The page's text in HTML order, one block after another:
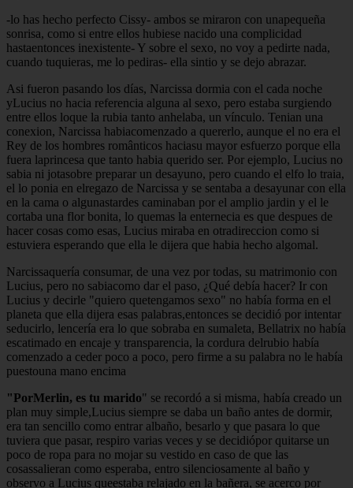
-lo has hecho perfecto Cissy- ambos se miraron con unapequeña
sonrisa, como si entre ellos hubiese nacido una complicidad
hastaentonces inexistente- Y sobre el sexo, no voy a pedirte nada,
cuando tuquieras, me lo pediras- ella sintio y se dejo abrazar.
Asi fueron pasando los días, Narcissa dormia con el cada noche
yLucius no hacia referencia alguna al sexo, pero estaba surgiendo
entre ellos loque la rubia tanto anhelaba, un vínculo. Tenian una
conexion, Narcissa habiacomenzado a quererlo, aunque el no era el
Rey de los hombres românticos haciasu mayor esfuerzo porque ella
fuera laprincesa que tanto habia querido ser. Por ejemplo, Lucius no
sabia ni jotasobre preparar un desayuno, pero cuando el elfo lo traia,
el lo ponia en elregazo de Narcissa y se sentaba a desayunar con ella
en la cama o algunastardes caminaban por el amplio jardin y el le
cortaba una flor bonita, lo quemas la enternecia es que despues de
hacer cosas como esas, Lucius miraba en otradireccion como si
estuviera esperando que ella le dijera que habia hecho algomal.
Narcissaquería consumar, de una vez por todas, su matrimonio con
Lucius, pero no sabiacomo dar el paso, ¿Qué debía hacer? Ir con
Lucius y decirle "quiero quetengamos sexo" no había forma en el
planeta que ella dijera esas palabras,entonces se decidió por intentar
seducirlo, lencería era lo que sobraba en sumaleta, Bellatrix no había
escatimado en encaje y transparencia, la cordura delrubio había
comenzado a ceder poco a poco, pero firme a su palabra no le había
puestouna mano encima
"PorMerlin, es tu marido" se recordó a si misma, había creado un
plan muy simple,Lucius siempre se daba un baño antes de dormir,
era tan sencillo como entrar albaño, besarlo y que pasara lo que
tuviera que pasar, respiro varias veces y se decidiópor quitarse un
poco de ropa para no mojar su vestido en caso de que las
cosassalieran como esperaba, entro silenciosamente al baño y
observo a Lucius queestaba relajado en la bañera, se acerco por